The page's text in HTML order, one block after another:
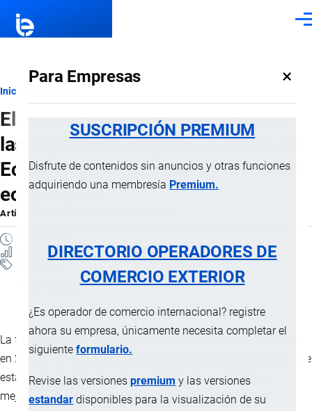
Para Empresas ×
SUSCRIPCIÓN PREMIUM
Disfrute de contenidos sin anuncios y otras funciones
adquiriendo una membresía Premium.
DIRECTORIO OPERADORES DE
COMERCIO EXTERIOR
¿Es operador de comercio internacional? registre
ahora su empresa, únicamente necesita completar el
siguienteformulario.
Revise las versionespremium y las versiones
estandar disponibles para la visualización de su
Ruta
de
navegación
Inicio
El aumento del petróleo fortalece
las exportaciones y las finanzas de
Ecuador, pero deja nuevos desafíos
económicos
Artículo
3 VISTAS
Exportaciones
La fuerte escalada de los precios internacionales del petróleo
en 2026 se ha convertido en uno de los principales factores que
están impulsando los ingresos del Estado ecuatoriano y
mejorando temporalmente las cuentas fiscales del país.